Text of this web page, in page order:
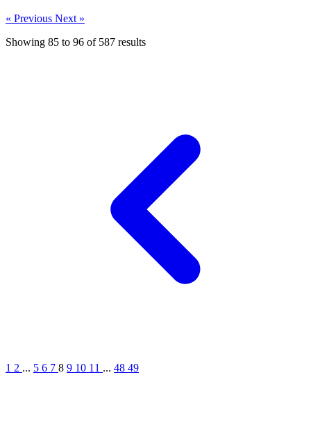
« Previous Next »
Showing 85 to 96 of 587 results
1 2 ... 5 6 7 8 9 10 11 ... 48 49